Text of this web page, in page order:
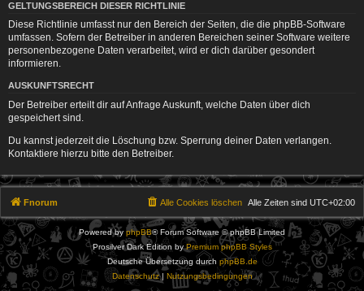
GELTUNGSBEREICH DIESER RICHTLINIE
Diese Richtlinie umfasst nur den Bereich der Seiten, die die phpBB-Software
umfassen. Sofern der Betreiber in anderen Bereichen seiner Software weitere
personenbezogene Daten verarbeitet, wird er dich darüber gesondert
informieren.
AUSKUNFTSRECHT
Der Betreiber erteilt dir auf Anfrage Auskunft, welche Daten über dich
gespeichert sind.
Du kannst jederzeit die Löschung bzw. Sperrung deiner Daten verlangen.
Kontaktiere hierzu bitte den Betreiber.
Fnorum Alle Zeiten sind UTC+02:00
Alle Cookies löschen
Powered by phpBB® Forum Software © phpBB Limited
Prosilver Dark Edition byPremium phpBB Styles
Deutsche Übersetzung durch phpBB.de
Datenschutz| Nutzungsbedingungen